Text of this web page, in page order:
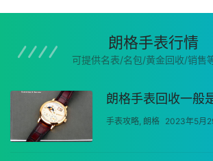
朗格手表行情
可提供名表/名包/黄金回收/销售
朗格手表回收一般
手表攻略 朗格 2023年5月